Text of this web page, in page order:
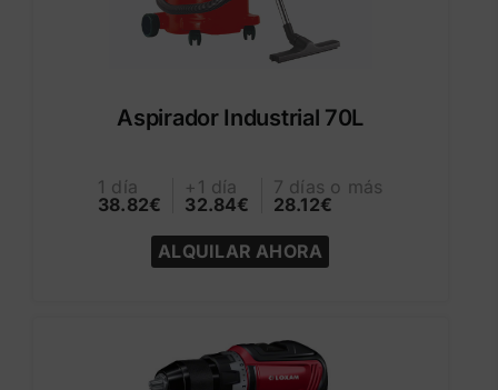
Aspirador Industrial 70L
1 día
38.82€
+1 día
32.84€
7 días o más
28.12€
ALQUILAR AHORA